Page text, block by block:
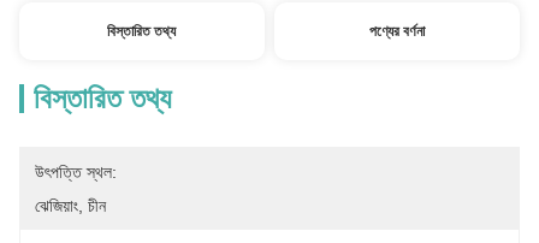
বিস্তারিত তথ্য পণ্যের বর্ণনা
বিস্তারিত তথ্য
উৎপত্তি স্থল:
ঝেজিয়াং, চীন